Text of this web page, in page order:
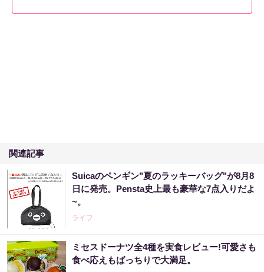
関連記事
Suicaのペンギン"夏のラッキーバッグ"が8月8
日に発売。Pensta史上最も豪華な7点入りだよ
~。
ライフ
ミセスドーナツ全4種を実食レビュー!可愛さも
食べ応えもばっちりで大満足。